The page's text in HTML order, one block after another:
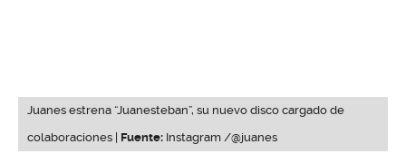
Juanes estrena “Juanesteban”, su nuevo disco cargado de
colaboraciones | Fuente: Instagram /@juanes